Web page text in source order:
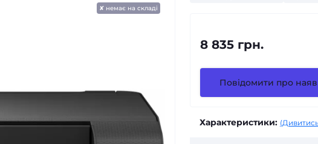
✘ немає на складі
8 835 грн.
Повідомити про
Характеристики: